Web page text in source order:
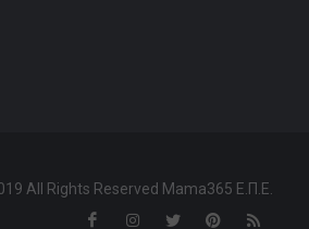
All Rights Reserved Mama365 Ε.Π.Ε.